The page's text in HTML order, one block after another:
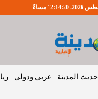
حديث المدينة عربي ودولي